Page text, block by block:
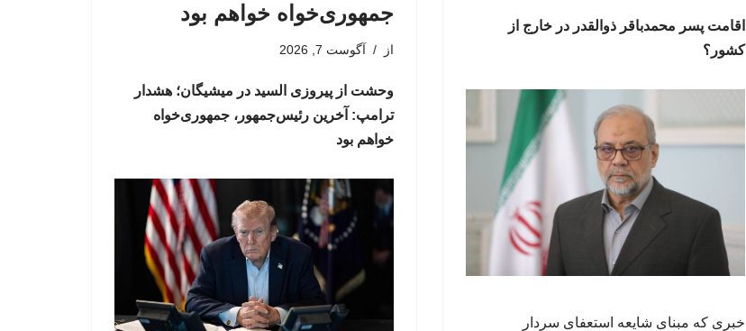
اقامت پسر محمدباقر ذوالقدر در خارج از
کشور؟
خبری که مبنای شایعه استعفای سردار
جمهوری‌خواه خواهم بود
از آگوست 7, 2026
وحشت از پیروزی السید در میشیگان؛ هشدار
ترامپ: آخرین رئیس‌جمهور، جمهوری‌خواه
خواهم بود